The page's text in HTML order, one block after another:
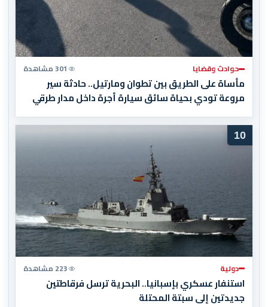
حوادث وقضايا 301 مشاهدة
مأساة على الطريق بين تطوان ومارتيل.. حادثة سير
مروعة تودي بحياة سائق سيارة أجرة داخل مدار طرقي
10
دولية 223 مشاهدة
استنفار عسكري بإسبانيا.. البحرية ترسل فرقاطتين
جديدتين إلى سبتة المحتلة